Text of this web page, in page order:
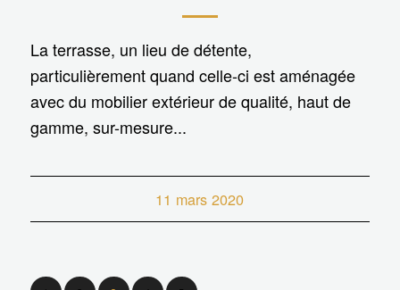
La terrasse, un lieu de détente,
particulièrement quand celle-ci est aménagée
avec du mobilier extérieur de qualité, haut de
gamme, sur-mesure...
11 mars 2020